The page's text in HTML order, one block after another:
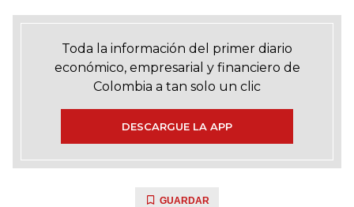
Toda la información del primer diario
económico, empresarial y financiero de
Colombia a tan solo un clic
DESCARGUE LA APP
GUARDAR